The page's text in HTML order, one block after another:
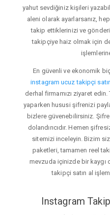
yahut sevdiğiniz kişileri
aleni olarak ayarlarsanız,
takip ettiklerinizi ve
takipçiye haiz olmak için
En güvenli ve ekonomik
instagram ucuz takipçi
derhal firmamızı ziyaret
yaparken hususi şifrenizi
bizlere güvenebilirsiniz.
dolandırıcıdır. Hemen
sitemizi inceleyin. Bizim
paketleri, tamamen reel
mevzuda içinizde bir kaygı
takipçi satın al
Instagram